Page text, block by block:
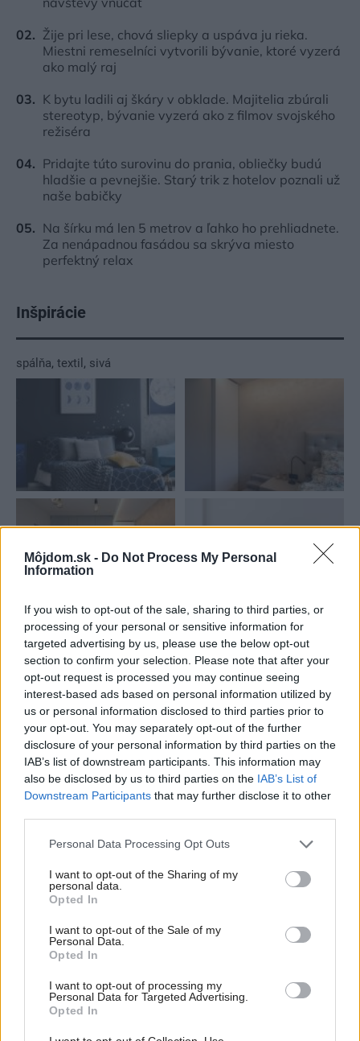
Môjdom.sk - Do Not Process My Personal
Information
If you wish to opt-out of the sale, sharing to third parties, or
processing of your personal or sensitive information for
targeted advertising by us, please use the below opt-out
section to confirm your selection. Please note that after your
opt-out request is processed you may continue seeing
interest-based ads based on personal information utilized by
us or personal information disclosed to third parties prior to
your opt-out. You may separately opt-out of the further
disclosure of your personal information by third parties on the
IAB’s list of downstream participants. This information may
also be disclosed by us to third parties on the IAB’s List of
Downstream Participants that may further disclose it to other
Please note that this website/app uses one or more Google
not limited to your visit or usage behaviour. You may click to
grant or deny consent to Google and its third-party tags to
use your data for below specified purposes in below Google
consent section.
Personal Data Processing Opt Outs
I want to opt-out of the Sharing of my
personal data.
Opted In
I want to opt-out of the Sale of my
Personal Data.
Opted In
I want to opt-out of processing my
Personal Data for Targeted Advertising.
Opted In
Žije pri lese, chová sliepky a uspáva ju rieka.
Miestni remeselníci vytvorili bývanie, ktoré vyzerá
ako malý raj
K bytu ladili aj škáry v obklade. Majitelia zbúrali
stereotyp, bývanie vyzerá ako z filmov svojského
režiséra
Pridajte túto surovinu do prania, obliečky budú
hladšie a pevnejšie. Starý trik z hotelov poznali už
naše babičky
Na šírku má len 5 metrov a ľahko ho prehliadnete.
Za nenápadnou fasádou sa skrýva miesto
perfektný relax
Inšpirácie
spálňa, textil , sivá
Najnovšie príspevky
Re: Takto sa rieši málo úložného miesta. V tomto byte
stačil jeden prvok | Môjdom.sk
My napríklad labky utierame hneď pri dverách a doma pred dvere
Re: Takto sa rieši málo úložného miesta. V tomto byte
Re: Toto je najväčší mýtus pri ošetrení dreva a môže vás
vyjsť draho. Ako ho ochrániť pred hnitím a škodcami?
clovek by cakal ze vysusene drahe drevo bolo predtym naparovane aby